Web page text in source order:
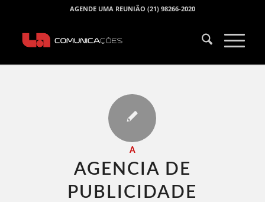
AGENDE UMA REUNIÃO (21) 98266-2020
A
AGENCIA DE
PUBLICIDADE